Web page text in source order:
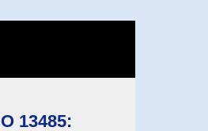
13485: